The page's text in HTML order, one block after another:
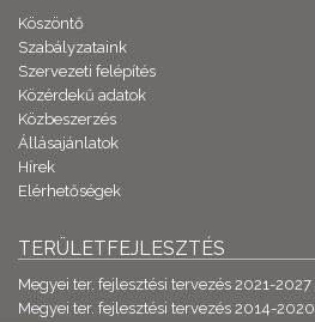
Köszöntő
Szabályzataink
Szervezeti felépítés
Közérdekű adatok
Közbeszerzés
Állásajánlatok
Hírek
Elérhetőségek
TERÜLETFEJLESZTÉS
Megyei ter. fejlesztési tervezés 2021-2027
Megyei ter. fejlesztési tervezés 2014-2020